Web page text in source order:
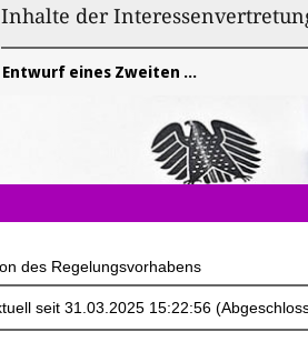
Inhalte der
Finanzierung von zukunftssichernden Investitionen (ZuFinG II)
des Regelungsvorhabens